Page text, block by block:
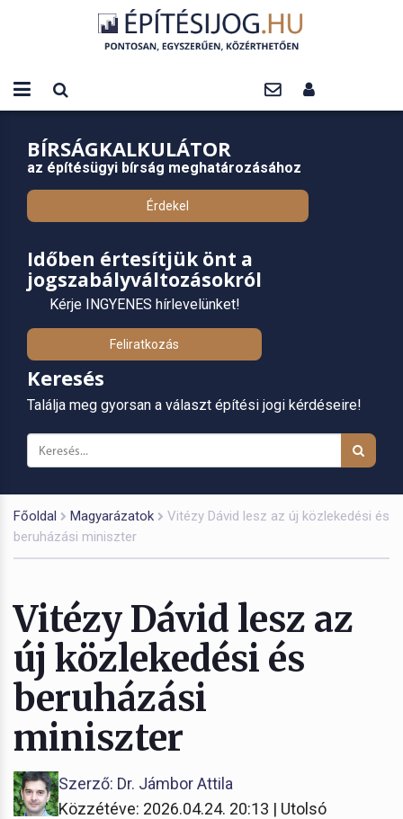
BÍRSÁGKALKULÁTOR
az építésügyi bírság meghatározásához
Érdekel
Időben értesítjük önt a
jogszabályváltozásokról
Kérje INGYENES hírlevelünket!
Feliratkozás
Keresés
Találja meg gyorsan a választ építési jogi kérdéseire!
Főoldal Magyarázatok
Vitézy Dávid lesz az új közlekedési és
beruházási miniszter
Vitézy Dávid lesz az
új közlekedési és
beruházási
miniszter
Szerző: Dr. Jámbor Attila
Közzétéve: 2026.04.24. 20:13 | Utolsó